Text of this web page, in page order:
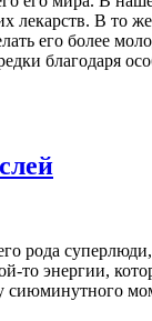
лекарств. В то
его более
благодаря
рода
то энергии,
сиюминутного